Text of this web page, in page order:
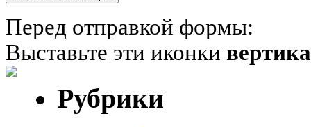
Перед отправкой формы:
Выставьте эти иконки
Рубрики